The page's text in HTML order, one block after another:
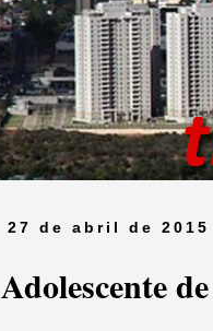
27 de abril de 2015
Adolescente